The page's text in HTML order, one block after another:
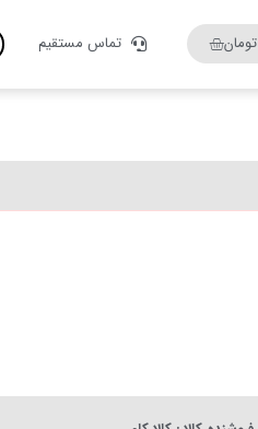
تومان تماس مستقیم